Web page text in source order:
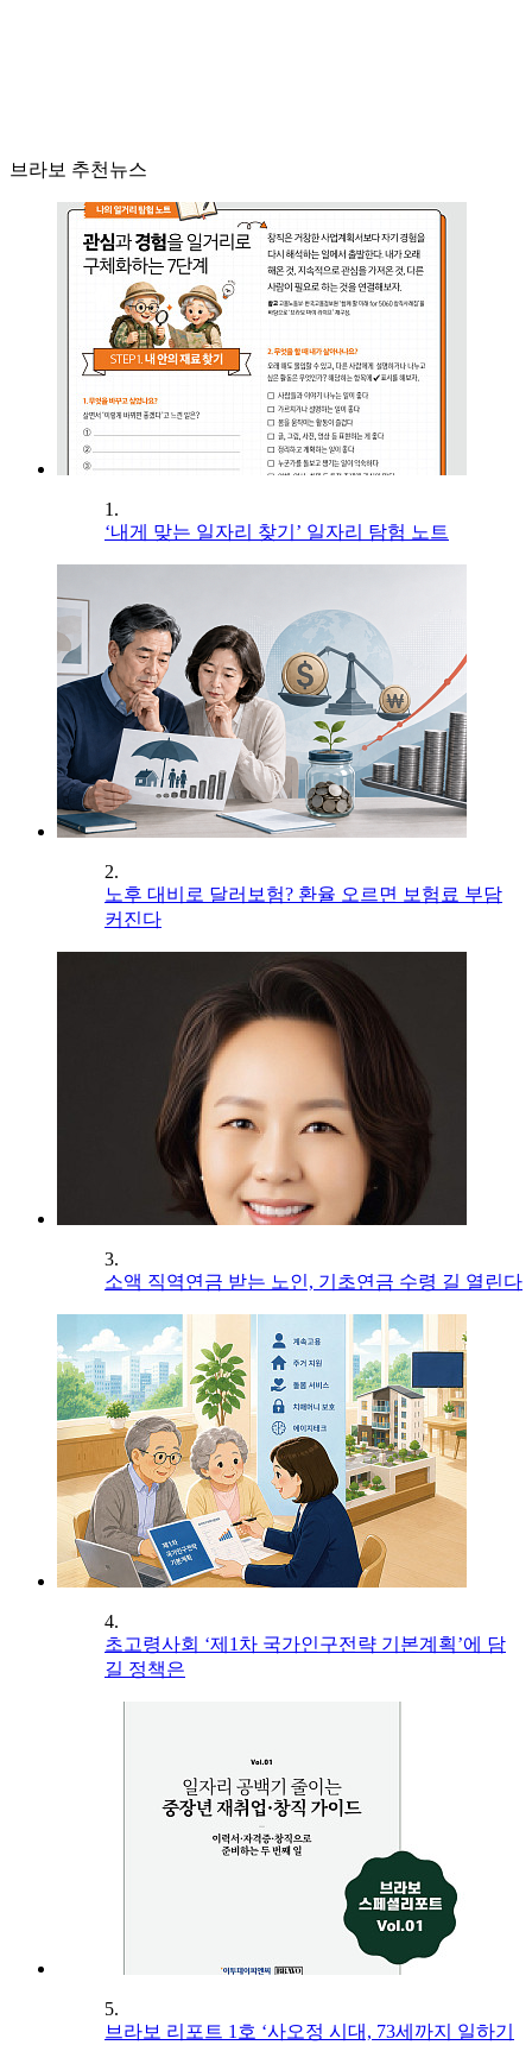
브라보 추천뉴스
1.
‘내게 맞는 일자리 찾기’ 일자리 탐험 노트
2.
노후 대비로 달러보험? 환율 오르면 보험료 부담
커진다
3.
소액 직역연금 받는 노인, 기초연금 수령 길 열린다
4.
초고령사회 ‘제1차 국가인구전략 기본계획’에 담
길 정책은
5.
브라보 리포트 1호 ‘사오정 시대, 73세까지 일하기